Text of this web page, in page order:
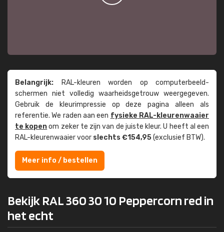
Belangrijk: RAL-kleuren worden op computer­beeld­
schermen niet volledig waarheids­­getrouw weer­gegeven.
Gebruik de kleur­impressie op deze pagina alleen als
referentie. We raden aan een fysieke RAL-kleuren­waaier
te kopenom zeker te zijn van de juiste kleur. U heeft al een
RAL-kleuren­waaier voor slechts €154,95(exclusief BTW).
Meer info / bestellen
Bekijk RAL 360 30 10 Peppercorn red in
het echt